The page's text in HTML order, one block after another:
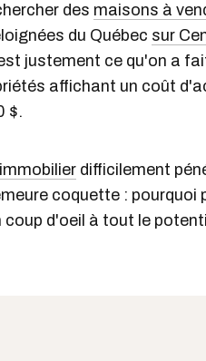
des maisons à
du Québec sur
justement ce qu'on a
affichant un coût
$.
difficilement
coquette : pourquoi
d'oeil à tout le